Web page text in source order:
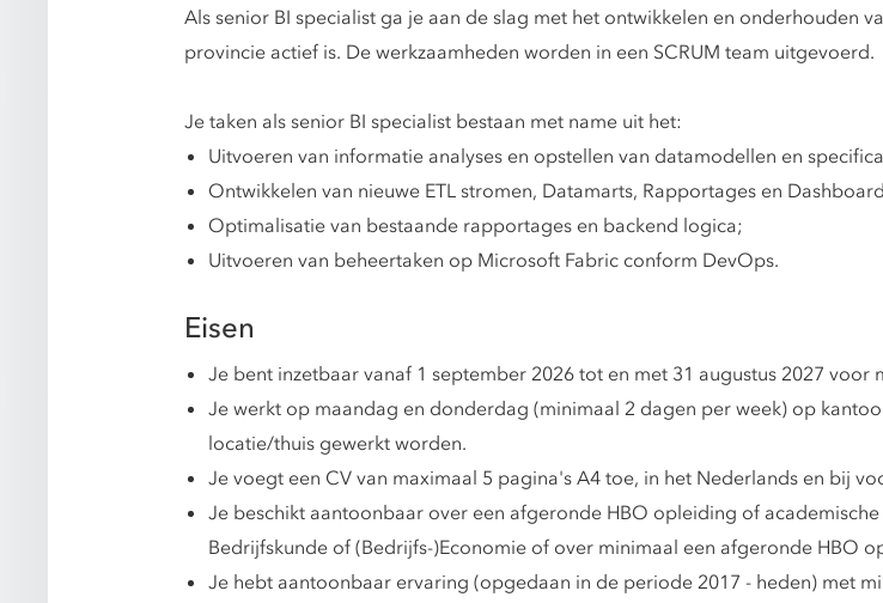
Als senior BI specialist ga je aan de slag met het ontwikkelen en onderhouden
provincie actief is. De werkzaamheden worden in een SCRUM team uitgevoerd.
Je taken als senior BI specialist bestaan met name uit het:
Uitvoeren van informatie analyses en opstellen van datamodellen en
Ontwikkelen van nieuwe ETL stromen, Datamarts, Rapportages en
Optimalisatie van bestaande rapportages en backend logica;
Uitvoeren van beheertaken op Microsoft Fabric conform DevOps.
Eisen
Je bent inzetbaar vanaf 1 september 2026 tot en met 31 augustus 2027
Je werkt op maandag en donderdag (minimaal 2 dagen per week) op
locatie/thuis gewerkt worden.
Je voegt een CV van maximaal 5 pagina's A4 toe, in het Nederlands en bij
Je beschikt aantoonbaar over een afgeronde HBO opleiding of
Bedrijfskunde of (Bedrijfs-)Economie of over minimaal een afgeronde HBO
Je hebt aantoonbaar ervaring (opgedaan in de periode 2017 - heden) met